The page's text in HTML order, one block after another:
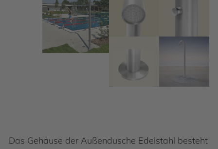
Das Gehäuse der Außendusche Edelstahl besteht